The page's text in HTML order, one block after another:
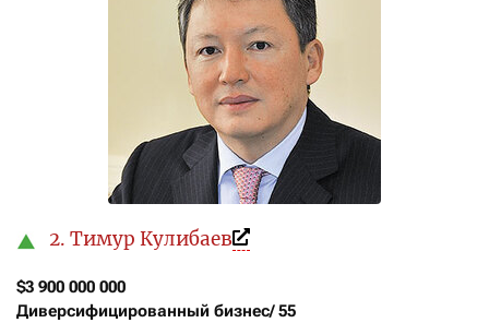
2. Тимур Кулибаев
$3 900 000 000
Диверсифицированный бизнес/ 55